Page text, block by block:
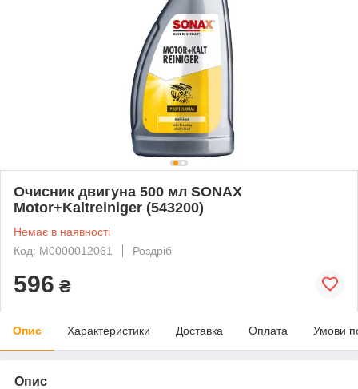
Очисник двигуна 500 мл SONAX
Motor+Kaltreiniger (543200)
Немає в наявності
Код: М0000012061
Роздріб
596 ₴
Опис Характеристики Доставка Оплата Умови
Опис